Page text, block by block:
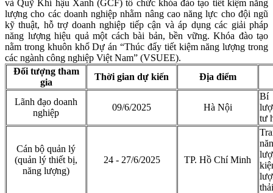
và Quỹ Khí hậu Xanh (GCF) tổ chức khóa đào tạo tiết kiệm năng
lượng cho các doanh nghiệp nhằm nâng cao năng lực cho đội ngũ
kỹ thuật, hỗ trợ doanh nghiệp tiếp cận và áp dụng các giải pháp
năng lượng hiệu quả một cách bài bản, bền vững. Khóa đào tạo
nằm trong khuôn khổ Dự án “Thúc đẩy tiết kiệm năng lượng trong
các ngành công nghiệp Việt Nam” (VSUEE).
Đối tượng tham
gia
Thời gian dự kiến Địa điểm
Lãnh đạo doanh
nghiệp
09/6/2025 Hà Nội
Bí
tư
Cán bộ quản lý
(quản lý thiết bị,
năng lượng)
24 - 27/6/2025 TP. Hồ Chí Minh